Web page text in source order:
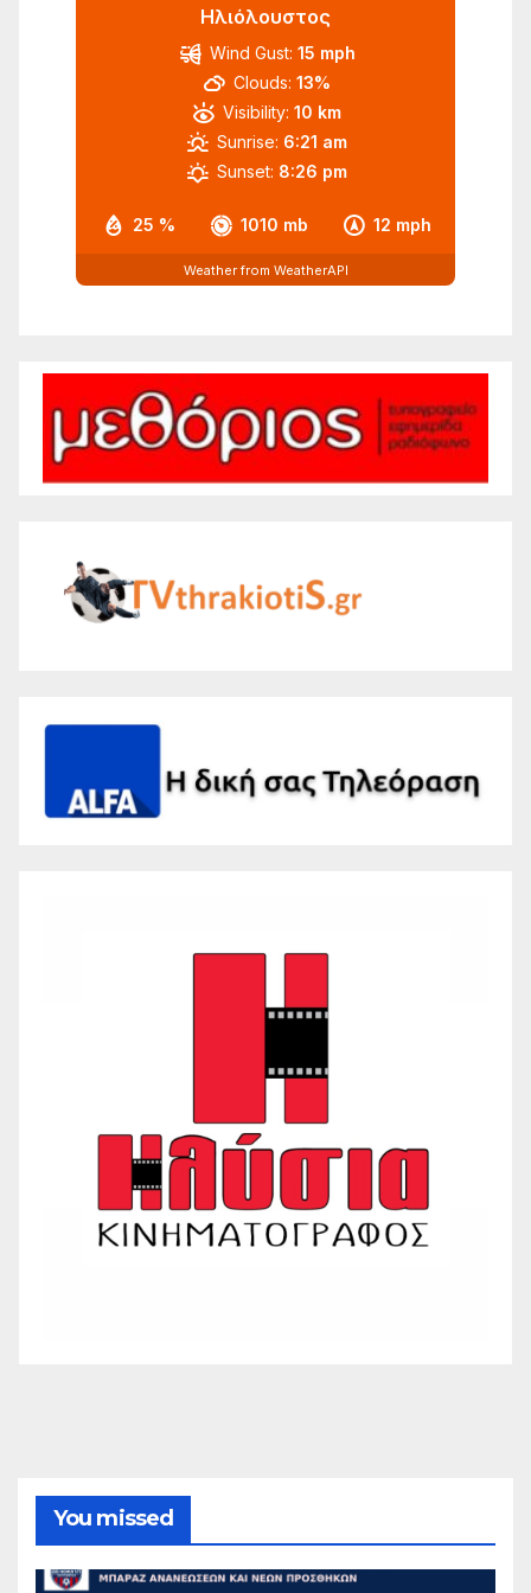
Ηλιόλουστος
25 % 1010 mb 12 mph
Wind Gust: 15 mph
Clouds: 13%
Visibility: 10 km
Sunrise: 6:21 am
Sunset: 8:26 pm
Weather from WeatherAPI
You missed